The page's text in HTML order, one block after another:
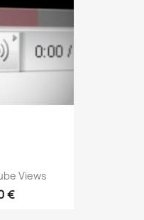
Views
€